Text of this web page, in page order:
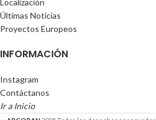
Últimas Noticias
Proyectos Europeos
INFORMACIÓN
Instagram
Contáctanos
Ir a Inicio